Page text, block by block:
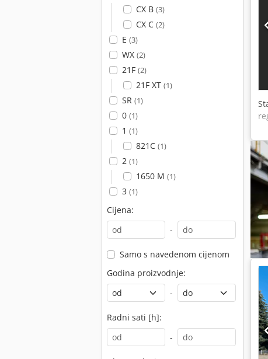
CX B (3)
CX C (2)
E (3)
WX (2)
21F (2)
21F XT (1)
SR (1)
0 (1)
1 (1)
821C (1)
2 (1)
1650 M (1)
3 (1)
Cijena:
-
Samo s navedenom cijenom
Godina proizvodnje:
-
Radni sati [h]:
-